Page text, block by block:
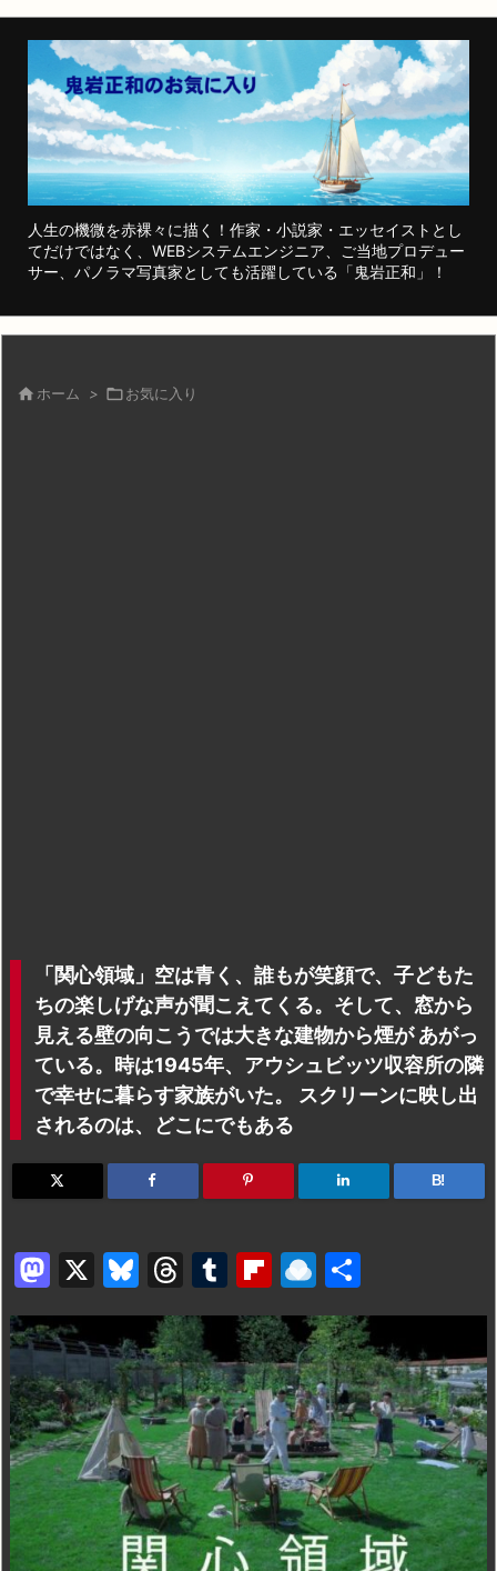
人生の機微を赤裸々に描く！作家・小説家・エッセイストとし
てだけではなく、WEBシステムエンジニア、ご当地プロデュー
サー、パノラマ写真家としても活躍している「鬼岩正和」！
 ホーム > お気に入り
「関心領域」空は青く、誰もが笑顔で、子どもた
ちの楽しげな声が聞こえてくる。そして、窓から
見える壁の向こうでは大きな建物から煙が あがっ
ている。時は1945年、アウシュビッツ収容所の隣
で幸せに暮らす家族がいた。 スクリーンに映し出
されるのは、どこにでもある
B!
M
a
st
o
d
o
n
X
Bl
u
e
s
k
y
T
hr
e
a
d
s
T
u
m
bl
r
Fl
ip
b
o
ar
d
R
ai
n
dr
o
p.
io
有